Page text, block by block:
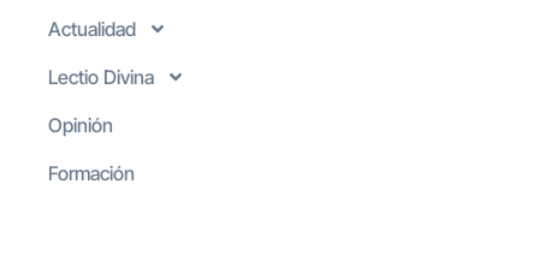
Actualidad
Lectio Divina
Opinión
Formación